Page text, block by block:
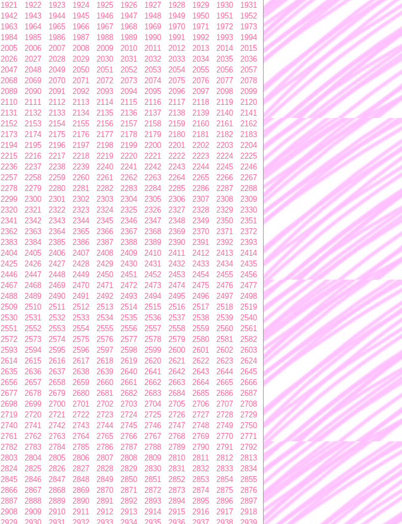
1921 1922 1923 1924 1925 1926 1927 1928 1929 1930
1931
1942 1943 1944 1945 1946 1947 1948 1949 1950 1951
1952
1963 1964 1965 1966 1967 1968 1969 1970 1971 1972
1973
1984 1985 1986 1987 1988 1989 1990 1991 1992 1993
1994
2005 2006 2007 2008 2009 2010 2011 2012 2013 2014
2015
2026 2027 2028 2029 2030 2031 2032 2033 2034 2035
2036
2047 2048 2049 2050 2051 2052 2053 2054 2055 2056
2057
2068 2069 2070 2071 2072 2073 2074 2075 2076 2077
2078
2089 2090 2091 2092 2093 2094 2095 2096 2097 2098
2099
2110 2111 2112 2113 2114 2115 2116 2117 2118 2119
2120
2131 2132 2133 2134 2135 2136 2137 2138 2139 2140
2141
2152 2153 2154 2155 2156 2157 2158 2159 2160 2161
2162
2173 2174 2175 2176 2177 2178 2179 2180 2181 2182
2183
2194 2195 2196 2197 2198 2199 2200 2201 2202 2203
2204
2215 2216 2217 2218 2219 2220 2221 2222 2223 2224
2225
2236 2237 2238 2239 2240 2241 2242 2243 2244 2245
2246
2257 2258 2259 2260 2261 2262 2263 2264 2265 2266
2267
2278 2279 2280 2281 2282 2283 2284 2285 2286 2287
2288
2299 2300 2301 2302 2303 2304 2305 2306 2307 2308
2309
2320 2321 2322 2323 2324 2325 2326 2327 2328 2329
2330
2341 2342 2343 2344 2345 2346 2347 2348 2349 2350
2351
2362 2363 2364 2365 2366 2367 2368 2369 2370 2371
2372
2383 2384 2385 2386 2387 2388 2389 2390 2391 2392
2393
2404 2405 2406 2407 2408 2409 2410 2411 2412 2413
2414
2425 2426 2427 2428 2429 2430 2431 2432 2433 2434
2435
2446 2447 2448 2449 2450 2451 2452 2453 2454 2455
2456
2467 2468 2469 2470 2471 2472 2473 2474 2475 2476
2477
2488 2489 2490 2491 2492 2493 2494 2495 2496 2497
2498
2509 2510 2511 2512 2513 2514 2515 2516 2517 2518
2519
2530 2531 2532 2533 2534 2535 2536 2537 2538 2539
2540
2551 2552 2553 2554 2555 2556 2557 2558 2559 2560
2561
2572 2573 2574 2575 2576 2577 2578 2579 2580 2581
2582
2593 2594 2595 2596 2597 2598 2599 2600 2601 2602
2603
2614 2615 2616 2617 2618 2619 2620 2621 2622 2623
2624
2635 2636 2637 2638 2639 2640 2641 2642 2643 2644
2645
2656 2657 2658 2659 2660 2661 2662 2663 2664 2665
2666
2677 2678 2679 2680 2681 2682 2683 2684 2685 2686
2687
2698 2699 2700 2701 2702 2703 2704 2705 2706 2707
2708
2719 2720 2721 2722 2723 2724 2725 2726 2727 2728
2729
2740 2741 2742 2743 2744 2745 2746 2747 2748 2749
2750
2761 2762 2763 2764 2765 2766 2767 2768 2769 2770
2771
2782 2783 2784 2785 2786 2787 2788 2789 2790 2791
2792
2803 2804 2805 2806 2807 2808 2809 2810 2811 2812
2813
2824 2825 2826 2827 2828 2829 2830 2831 2832 2833
2834
2845 2846 2847 2848 2849 2850 2851 2852 2853 2854
2855
2866 2867 2868 2869 2870 2871 2872 2873 2874 2875
2876
2887 2888 2889 2890 2891 2892 2893 2894 2895 2896
2897
2908 2909 2910 2911 2912 2913 2914 2915 2916 2917
2918